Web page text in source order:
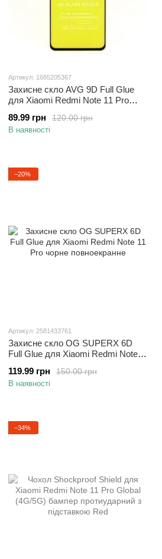
Артикул: 1685205367
Захисне скло AVG 9D Full Glue
для Xiaomi Redmi Note 11 Pro
120.00 грн
89.99 грн
В наявності
−20%
Артикул: 2581433761
Захисне скло OG SUPERX 6D
Full Glue для Xiaomi Redmi Note
150.00 грн
119.99 грн
В наявності
−34%